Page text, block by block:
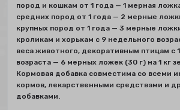
пород и кошкам от 1 года — 1 мерная
средних пород от 1 года — 2 мерные
крупных пород от 1 года — 3 мерные
кроликам и хорькам с 9 недельного
веса животного, декоративным птицам с
возраста — 6 мерных ложек (30 г) на 1 кг
Кормовая добавка совместима со всеми
кормов, лекарственными средствами и
добавками.